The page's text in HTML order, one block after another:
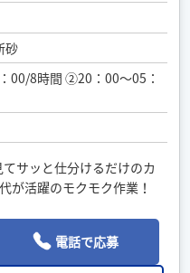
砂
00/8時間 ②20：00～05：
サッと仕分けるだけのカ
が活躍のモクモク作業！
電話で応募